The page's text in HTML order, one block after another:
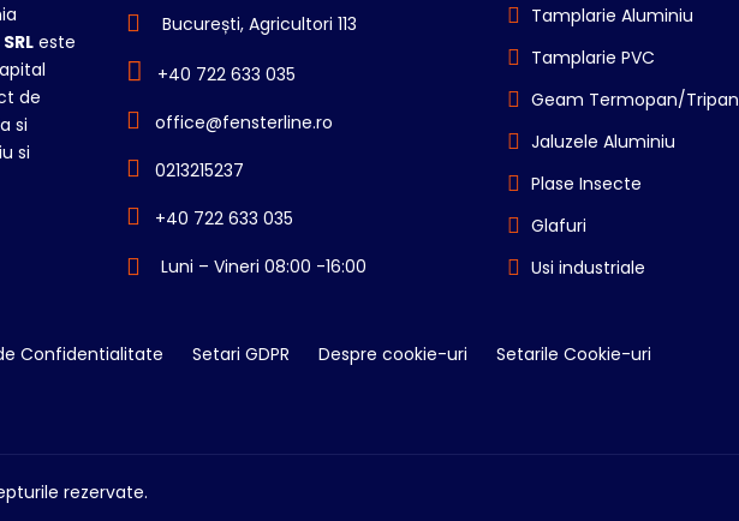
este
de
si
si
București, Agricultori 113
+40 722 633 035
office@fensterline.ro
0213215237
+40 722 633 035
Luni – Vineri 08:00 -16:00
Tamplarie Aluminiu
Tamplarie PVC
Geam Termopan/Tripan
Jaluzele Aluminiu
Plase Insecte
Glafuri
Usi industriale
Confidentialitate Setari GDPR Despre cookie-uri Setarile Cookie-uri
rezervate.